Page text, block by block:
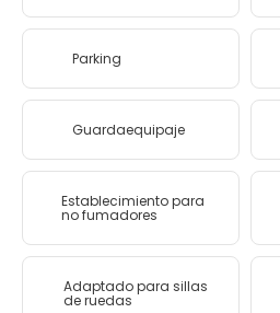
Parking
Guardaequipaje
Establecimiento para
no fumadores
Adaptado para sillas
de ruedas